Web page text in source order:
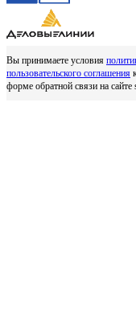
Вы принимаете условия
пользовательского соглашения
форме обратной связи на сайте